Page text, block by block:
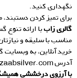
نگهداری کنید.
برای تمیز کردن
گالری زاببا ارائه تنوع
مناسب با سلیقه و
خرید آنلاین، به وبسایت
آدرس
با آرزوی درخششی